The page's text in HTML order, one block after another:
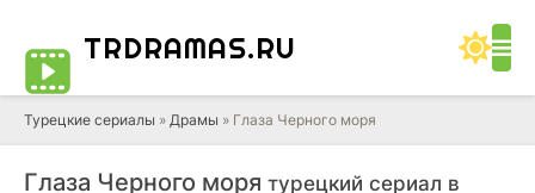
TRDRAMAS.RU
Турецкие сериалы » Драмы » Глаза Черного моря
Глаза Черного моря турецкий сериал в